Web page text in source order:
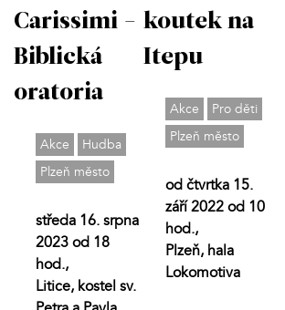
Carissimi -
Biblická
oratoria
Akce
Hudba
Plzeň město
středa 16. srpna
2023 od 18
hod.,
Litice, kostel sv.
koutek na
Itepu
Akce
Pro děti
Plzeň město
od čtvrtka 15.
září 2022 od 10
hod.,
Plzeň, hala
Lokomotiva